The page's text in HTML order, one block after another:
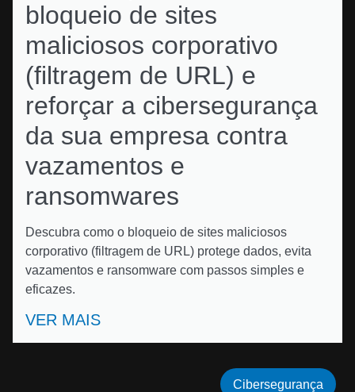
bloqueio de sites
maliciosos corporativo
(filtragem de URL) e
reforçar a cibersegurança
da sua empresa contra
vazamentos e
ransomwares
Descubra como o bloqueio de sites maliciosos
corporativo (filtragem de URL) protege dados, evita
vazamentos e ransomware com passos simples e
eficazes.
VER MAIS
Cibersegurança